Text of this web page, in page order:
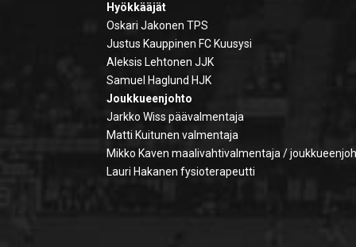
Hyökkääjät
Oskari Jakonen TPS
Justus Kauppinen FC Kuusysi
Aleksis Lehtonen JJK
Samuel Haglund HJK
Joukkueenjohto
Jarkko Wiss päävalmentaja
Matti Kuitunen valmentaja
Mikko Kaven maalivahtivalmentaja /
Lauri Hakanen fysioterapeutti